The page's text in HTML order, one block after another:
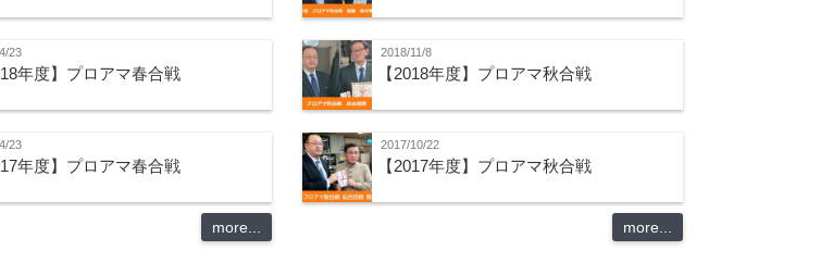
23
年度】プロアマ春合戦
23
年度】プロアマ春合戦
more...
2018/11/8
【2018年度】プロアマ秋合戦
2017/10/22
【2017年度】プロアマ秋合戦
more...